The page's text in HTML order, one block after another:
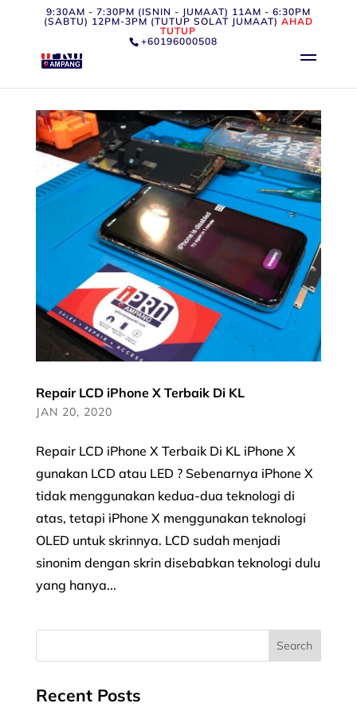
9:30AM - 7:30PM (ISNIN - JUMAAT) 11AM - 6:30PM
(SABTU) 12PM-3PM (TUTUP SOLAT JUMAAT) AHAD
TUTUP
+60196000508
Repair LCD iPhone X Terbaik Di KL
JAN 20, 2020
Repair LCD iPhone X Terbaik Di KL iPhone X
gunakan LCD atau LED ? Sebenarnya iPhone X
tidak menggunakan kedua-dua teknologi di
atas, tetapi iPhone X menggunakan teknologi
OLED untuk skrinnya. LCD sudah menjadi
sinonim dengan skrin disebabkan teknologi dulu
yang hanya...
Recent Posts